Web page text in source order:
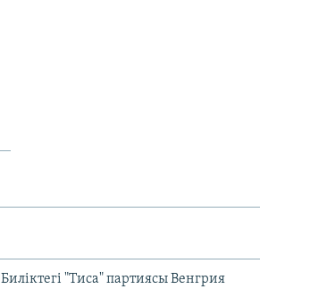
Биліктегі "Тиса" партиясы Венгрия